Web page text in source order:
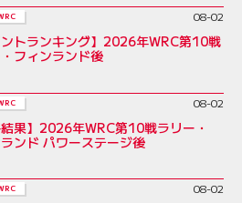
08-02
ントランキング】2026年WRC第10戦
フィンランド後
08-02
結果】2026年WRC第10戦ラリー・
ンド パワーステージ後
08-02